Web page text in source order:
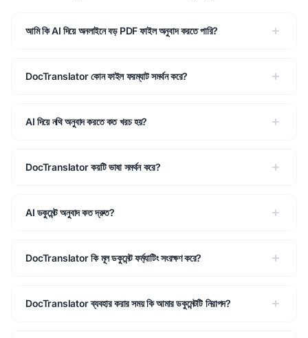
আমি কি AI দিয়ে অনলাইনে বড় PDF ফাইল অনুবাদ করতে পারি?
DocTranslator কোন ফাইল ফরম্যাট সমর্থন করে?
AI দিয়ে নথি অনুবাদ করতে কত খরচ হয়?
DocTranslator কয়টি ভাষা সমর্থন করে?
AI ডকুমেন্ট অনুবাদ কত দ্রুত?
DocTranslator কি মূল ডকুমেন্ট ফর্ম্যাটিং সংরক্ষণ করে?
DocTranslator ব্যবহার করার সময় কি আমার ডকুমেন্টটি নিরাপদ?